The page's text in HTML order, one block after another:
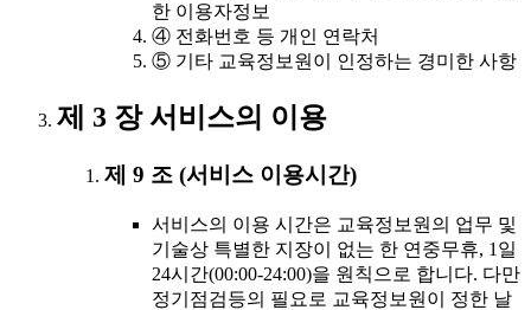
한 이용자정보
④ 전화번호 등 개인 연락처
⑤ 기타 교육정보원이 인정하는 경미한 사항
제 3 장 서비스의 이용
제 9 조 (서비스 이용시간)
서비스의 이용 시간은 교육정보원의 업무 및
기술상 특별한 지장이 없는 한 연중무휴, 1일
24시간(00:00-24:00)을 원칙으로 합니다. 다만
정기점검등의 필요로 교육정보원이 정한 날